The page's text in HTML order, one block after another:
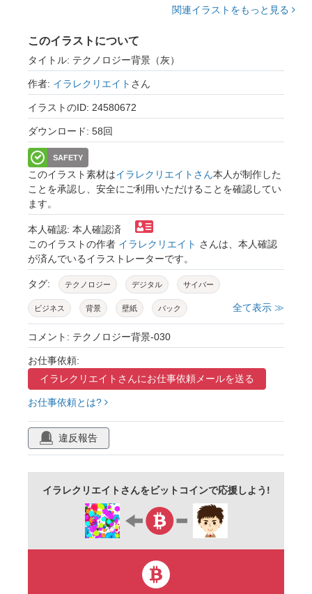
関連イラストをもっと見る
このイラストについて
タイトル: テクノロジー背景（灰）
作者: イラレクリエイト さん
イラストのID: 24580672
ダウンロード: 58回
SAFETY
このイラスト素材はイラレクリエイトさん本人が制作した
ことを承認し、安全にご利用いただけることを確認してい
ます。
本人確認: 本人確認済
このイラストの作者 イラレクリエイト さんは、本人確認
が済んでいるイラストレーターです。
タグ: テクノロジー デジタル サイバー
ビジネス 背景 壁紙 バック
テクスチャ かっこいい クール
全て表示 ≫
コメント: テクノロジー背景-030
お仕事依頼:
イラレクリエイトさんにお仕事依頼メールを送る
お仕事依頼とは?
違反報告
イラレクリエイトさんをビットコインで応援しよう!